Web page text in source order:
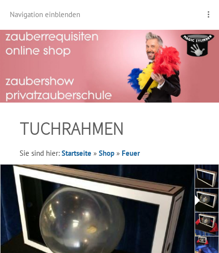
Navigation einblenden
TUCHRAHMEN
Sie sind hier: Startseite » Shop » Feuer